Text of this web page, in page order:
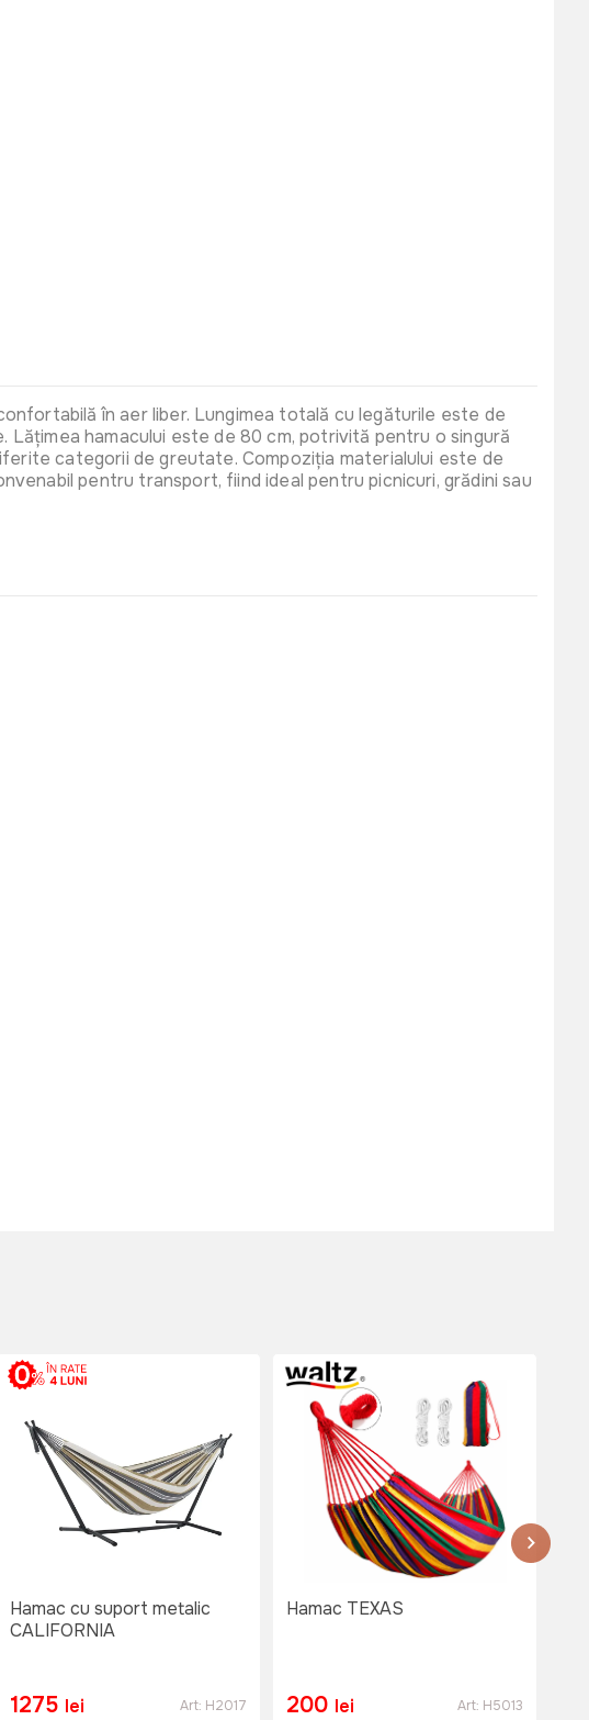
în aer liber. Lungimea totală cu legăturile este de
hamacului este de 80 cm, potrivită pentru o singură
categorii de greutate. Compoziția materialului este de
pentru transport, fiind ideal pentru picnicuri, grădini sau
Hamac cu suport metalic
CALIFORNIA
1275 lei Art: H2017
Hamac TEXAS
200 lei Art: H5013